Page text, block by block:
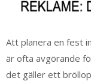
Att planera en fest
är ofta avgörande
det gäller ett